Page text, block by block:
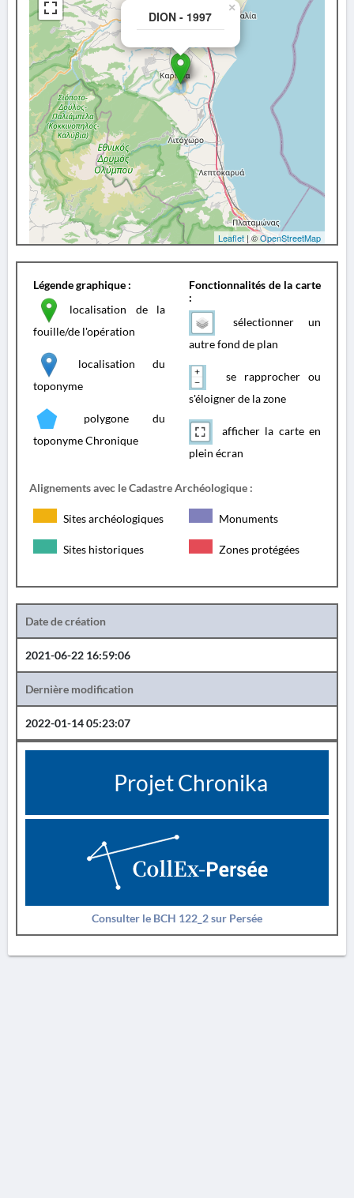
DION - 1997
×
Leaflet | ©OpenStreetMap
Légende graphique :
localisation de la
fouille/de l'opération
localisation du
toponyme
polygone du
toponyme Chronique
Fonctionnalités de la carte
:
sélectionner un
autre fond de plan
se rapprocher ou
s'éloigner de la zone
afficher la carte en
plein écran
Alignements avec le Cadastre Archéologique :
Sites archéologiques Monuments
Sites historiques Zones protégées
Date de création
2021-06-22 16:59:06
Dernière modification
2022-01-14 05:23:07
Projet Chronika
Consulter le BCH 122_2 sur Persée